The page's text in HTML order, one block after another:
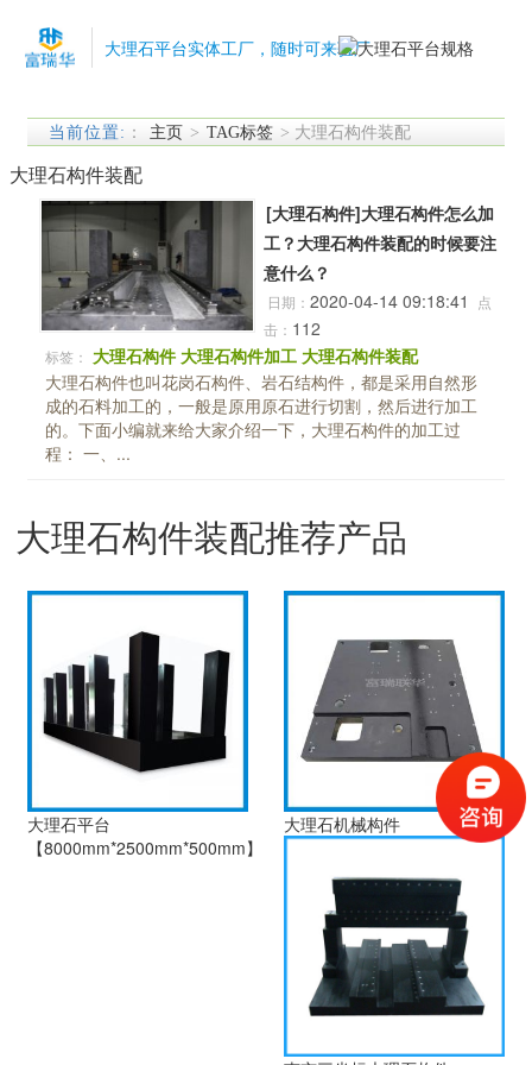
大理石平台实体工厂，随时可来验厂
当前位置: ： 主页 > TAG标签 > 大理石构件装配
大理石构件装配
[大理石构件]大理石构件怎么加
工？大理石构件装配的时候要注
意什么？
日期： 2020-04-14 09:18:41
点
击： 112
标签： 大理石构件 大理石构件加工 大理石构件装配
大理石构件也叫花岗石构件、岩石结构件，都是采用自然形
成的石料加工的，一般是原用原石进行切割，然后进行加工
的。下面小编就来给大家介绍一下，大理石构件的加工过
程： 一、...
大理石构件装配推荐产品
大理石平台
【8000mm*2500mm*500mm】
大理石机械构件